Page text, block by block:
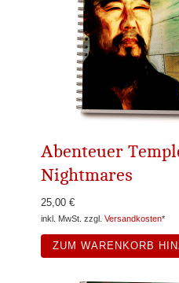
Abenteuer
Nightmares
25,00 €
inkl. MwSt. zzgl. Versandkosten*
ZUM WARENKORB